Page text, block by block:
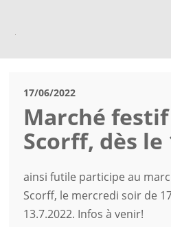
17/06/2022
Marché
Scorff, dès
ainsi futile participe au
Scorff, le mercredi soir de
13.7.2022. Infos à venir!